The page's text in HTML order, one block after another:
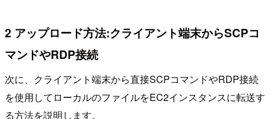
2 アップロード方法:クライアント端末からSCPコ
マンドやRDP接続
次に、クライアント端末から直接SCPコマンドやRDP接続
を使用してローカルのファイルをEC2インスタンスに転送す
る方法を説明します。